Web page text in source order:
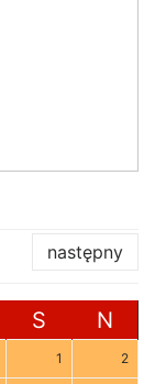
następny
S N
1 2